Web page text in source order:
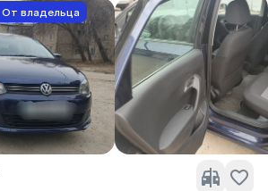
От владельца